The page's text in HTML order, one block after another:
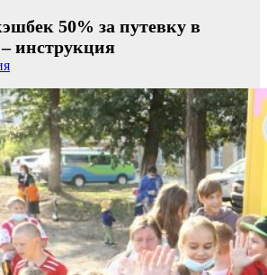
50% за путевку в
инструкция